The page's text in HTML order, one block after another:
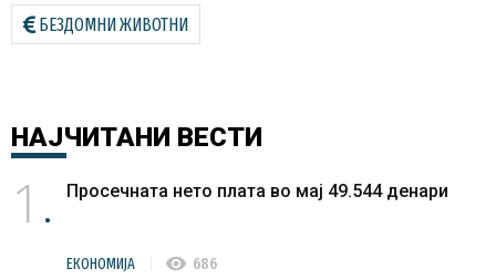
БЕЗДОМНИ ЖИВОТНИ
НАЈЧИТАНИ ВЕСТИ
1 Просечната нето плата во мај 49.544 денари
ЕКОНОМИЈА visibility 686